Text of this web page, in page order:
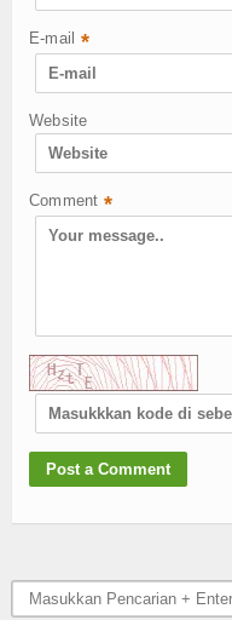
Hubungi Kami
E-mail *
Website
Comment *